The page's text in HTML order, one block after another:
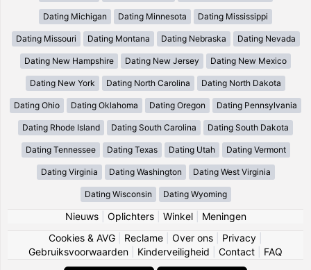
Dating Michigan Dating Minnesota Dating Mississippi
Dating Missouri Dating Montana Dating Nebraska Dating Nevada
Dating New Hampshire Dating New Jersey Dating New Mexico
Dating New York Dating North Carolina Dating North Dakota
Dating Ohio Dating Oklahoma Dating Oregon Dating Pennsylvania
Dating Rhode Island Dating South Carolina Dating South Dakota
Dating Tennessee Dating Texas Dating Utah Dating Vermont
Dating Virginia Dating Washington Dating West Virginia
Dating Wisconsin Dating Wyoming
Nieuws| Oplichters| Winkel| Meningen
Cookies & AVG
Reclame Over ons Privacy
Gebruiksvoorwaarden
Kinderveiligheid Contact FAQ